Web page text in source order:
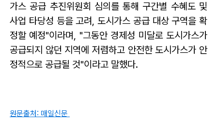
가스 공급 추진위원회 심의를 통해 구간별 수혜도 및
사업 타당성 등을 고려, 도시가스 공급 대상 구역을 확
정할 예정"이라며, "그동안 경제성 미달로 도시가스가
공급되지 않던 지역에 저렴하고 안전한 도시가스가 안
정적으로 공급될 것"이라고 말했다.
원문출처: 매일신문